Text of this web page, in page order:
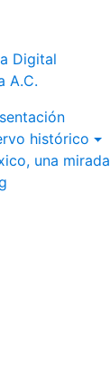
Digital
A.C.
histórico
una mirada